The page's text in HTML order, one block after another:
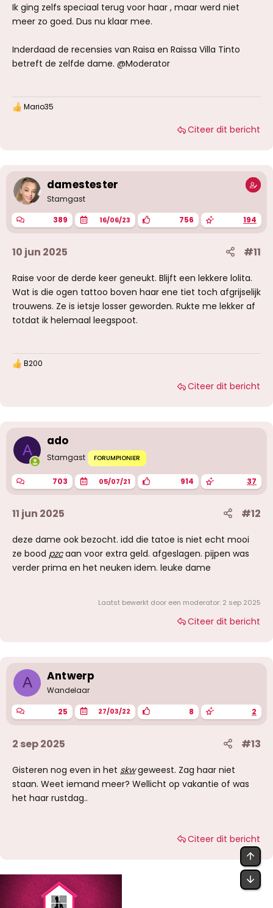
Ik ging zelfs speciaal terug voor haar , maar werd niet
meer zo goed. Dus nu klaar mee.
Inderdaad de recensies van Raisa en Raissa Villa Tinto
betreft de zelfde dame. @Moderator
W
n
g
n
:
Mario35
Citeer dit bericht
damestester
Stamgast
389 16/06/23 756 194
10 jun 2025 #11
Raise voor de derde keer geneukt. Blijft een lekkere lolita.
Wat is die ogen tattoo boven haar ene tiet toch afgrijselijk
trouwens. Ze is ietsje losser geworden. Rukte me lekker af
totdat ik helemaal leegspoot.
W
n
g
n
:
B200
Citeer dit bericht
A
ado
Stamgast FORUMPIONIER
703 05/07/21 914 37
11 jun 2025 #12
deze dame ook bezocht. idd die tatoe is niet echt mooi
ze bood pzcaan voor extra geld. afgeslagen. pijpen was
verder prima en het neuken idem. leuke dame
Laatst bewerkt door een moderator: 2 sep 2025
Citeer dit bericht
A Antwerp
Wandelaar
25 27/03/22 8 2
2 sep 2025 #13
Gisteren nog even in het skwgeweest. Zag haar niet
staan. Weet iemand meer? Wellicht op vakantie of was
het haar rustdag..
Citeer dit bericht